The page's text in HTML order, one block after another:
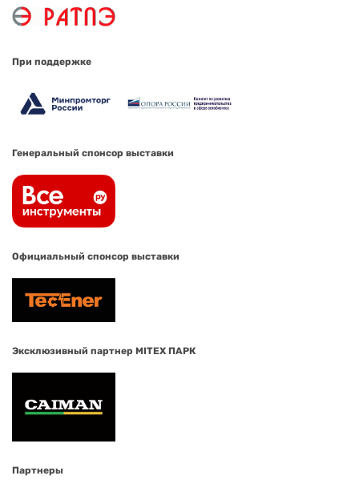
При поддержке
Генеральный спонсор выставки
Официальный спонсор выставки
Эксклюзивный партнер MITEX ПАРК
Партнеры